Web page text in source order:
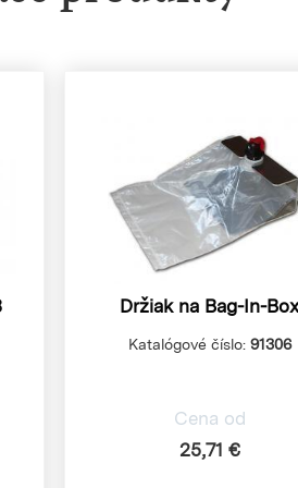
Držiak na Bag-In-Box
Katalógové číslo: 91306
Cena od
25,71 €